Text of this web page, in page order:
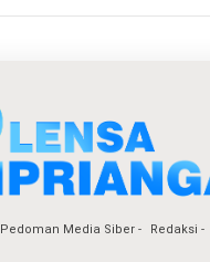
Pedoman Media Siber Redaksi